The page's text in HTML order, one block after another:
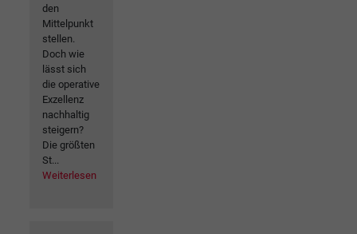
den
Mittelpunkt
stellen.
Doch wie
lässt sich
die operative
Exzellenz
nachhaltig
steigern?
Die größten
St...
Weiterlesen